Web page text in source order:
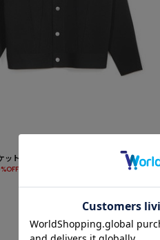
ット風ミラノリブニットアウター